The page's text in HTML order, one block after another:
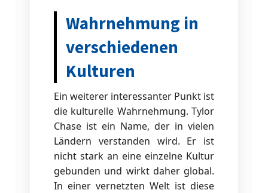
Wahrnehmung in
verschiedenen
Kulturen
Ein weiterer interessanter Punkt ist
die kulturelle Wahrnehmung. Tylor
Chase ist ein Name, der in vielen
Ländern verstanden wird. Er ist
nicht stark an eine einzelne Kultur
gebunden und wirkt daher global.
In einer vernetzten Welt ist diese